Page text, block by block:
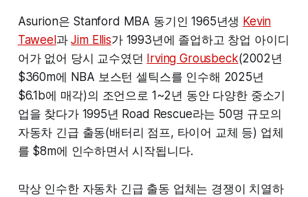
Asurion은 Stanford MBA 동기인 1965년생 Kevin
Taweel 과Jim Ellis가 1993년에 졸업하고 창업 아이디
어가 없어 당시 교수였던 Irving Grousbeck(2002년
$360m에 NBA 보스턴 셀틱스를 인수해 2025년
$6.1b에 매각)의 조언으로 1~2년 동안 다양한 중소기
업을 찾다가 1995년 Road Rescue라는 50명 규모의
자동차 긴급 출동(배터리 점프, 타이어 교체 등) 업체
를 $8m에 인수하면서 시작됩니다.
막상 인수한 자동차 긴급 출동 업체는 경쟁이 치열하